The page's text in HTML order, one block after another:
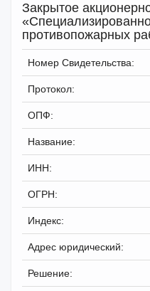
Закрытое
противопожарных
Номер Свидетельства:
Протокол:
ОПФ:
Название:
ИНН:
ОГРН:
Индекс:
Адрес юридический:
Решение: